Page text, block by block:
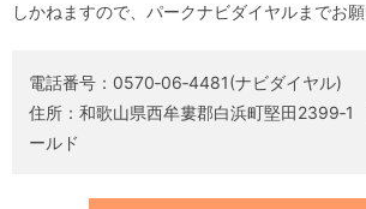
しかねますので、パークナビダイヤルまでお願
電話番号：0570‐06‐4481(ナビダイヤル)
住所：和歌山県西牟婁郡白浜町堅田
ールド